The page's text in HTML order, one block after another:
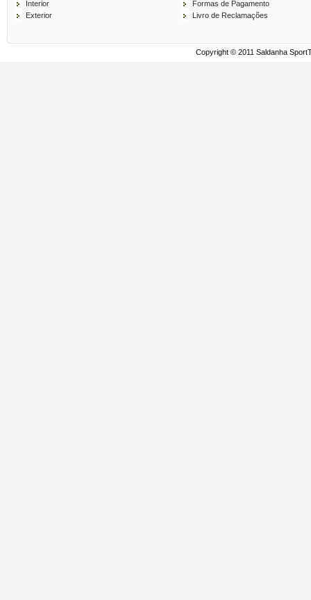
Interior
Exterior
Formas de Pagamento
Livro de Reclamações
Copyright © 2011 Saldanha